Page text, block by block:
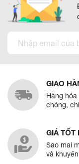
GIAO
Hàng
chóng,
GIÁ TỐT
Sao mai
và